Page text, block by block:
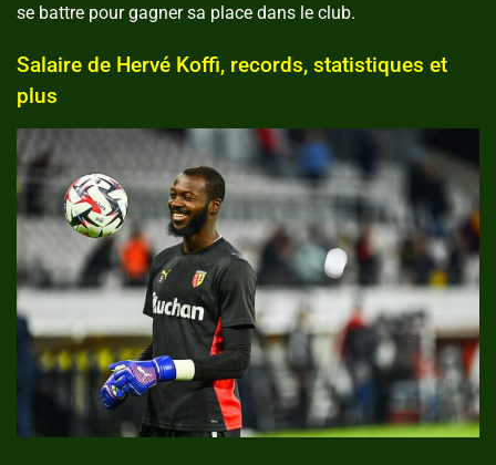
se battre pour gagner sa place dans le club.
Salaire de Hervé Koffi, records, statistiques et
plus